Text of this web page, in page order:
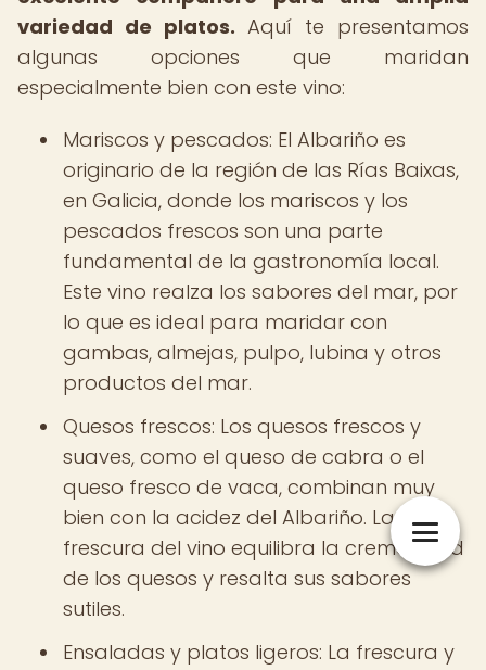
variedad de platos. Aquí te presentamos
algunas opciones que maridan
especialmente bien con este vino:
Mariscos y pescados: El Albariño es
originario de la región de las Rías Baixas,
en Galicia, donde los mariscos y los
pescados frescos son una parte
fundamental de la gastronomía local.
Este vino realza los sabores del mar, por
lo que es ideal para maridar con
gambas, almejas, pulpo, lubina y otros
productos del mar.
Quesos frescos: Los quesos frescos y
suaves, como el queso de cabra o el
queso fresco de vaca, combinan muy
bien con la acidez del Albariño. La
frescura del vino equilibra la cremosidad
de los quesos y resalta sus sabores
sutiles.
Ensaladas y platos ligeros: La frescura y